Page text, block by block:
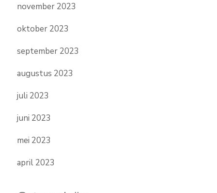
november 2023
oktober 2023
september 2023
augustus 2023
juli 2023
juni 2023
mei 2023
april 2023